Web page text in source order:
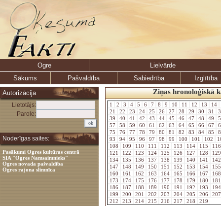
Ogre
Lielvārde
Sākums
Pašvaldība Sabiedrība
Izglītība
Autorizācija
Lietotājs:
Parole:
Noderīgas saites:
Pasākumi Ogres kultūras centrā
SIA "Ogres Namsaimnieks"
Ogres novada pašvaldība
Ogres rajona slimnīca
Ziņas hronoloģiskā
1 2 3 4 5 6 7 8 9 10 11 12 13 14
21
22 23 24 25 26 27 28 29 30 31
39
40 41 42 43 44 45 46 47 48 49
57
58 59 60 61 62 63 64 65 66 67
75
76 77 78 79 80 81 82 83 84 85
93
94 95 96 97 98 99 100 101 102
108
109 110 111 112 113 114 115
121
122 123 124 125 126 127 128
134
135 136 137 138 139 140 141
147
148 149 150 151 152 153 154
160
161 162 163 164 165 166 167
173
174 175 176 177 178 179 180
186
187 188 189 190 191 192 193
199
200 201 202 203 204 205 206
212
213 214 215 216 217 218 219